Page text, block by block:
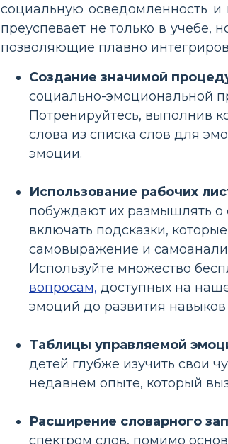
социальную осведомленность
преуспевает не только в учебе,
позволяющие плавно
Создание значимой
социально-эмоциональной
Потренируйтесь, выполнив
слова из списка слов для
эмоции.
Использование рабочих
побуждают их размышлять о
включать подсказки,
самовыражение и
Используйте множество
вопросам, доступных на
эмоций до развития навыков
Таблицы управляемой
детей глубже изучить свои
недавнем опыте, который
Расширение словарного
спектром слов, помимо